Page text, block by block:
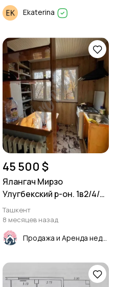
Ekaterina
45 500 $
Ялангач Мирзо
Улугбекский р-он. 1в2/4/4
33м² Панель
Ташкент
8 месяцев назад